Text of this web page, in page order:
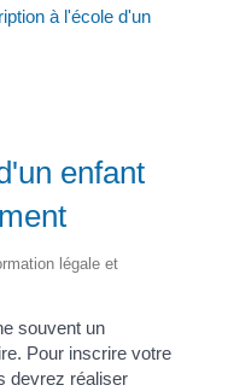
à l'école d'un
enfant
légale et
souvent un
Pour inscrire votre
devrez réaliser